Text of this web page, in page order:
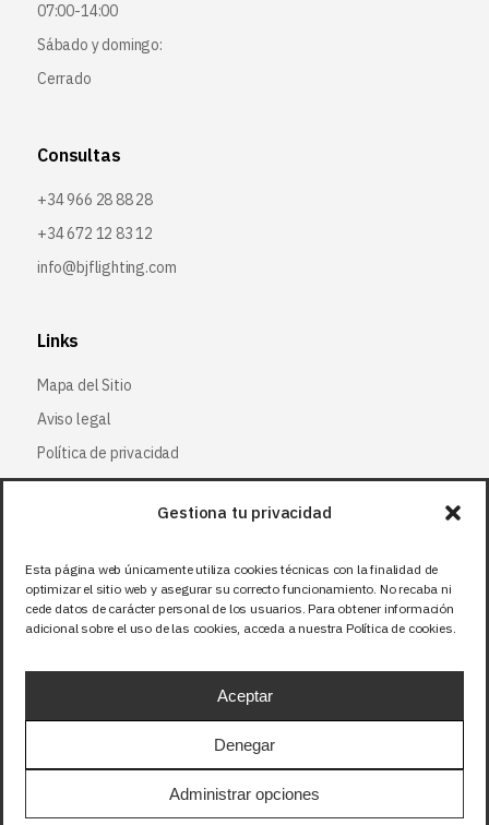
Gestiona tu privacidad
Esta página web únicamente utiliza cookies técnicas con la finalidad de
optimizar el sitio web y asegurar su correcto funcionamiento. No recaba ni
cede datos de carácter personal de los usuarios. Para obtener información
adicional sobre el uso de las cookies, acceda a nuestra Política de cookies.
Aceptar
Denegar
Administrar opciones
07:00-14:00
Sábado y domingo:
Cerrado
Consultas
+34 966 28 88 28
+34 672 12 83 12
info@bjflighting.com
Links
Mapa del Sitio
Aviso legal
Política de privacidad
Política de cookies
Síguenos
Facebook
X (Twitter)
Instagram
Precios sin IVA (21%). Tasa RAEE incluida en
aquellos productos que corresponda.